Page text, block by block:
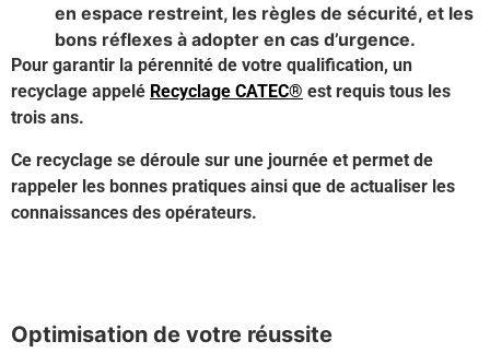
en espace restreint, les règles de sécurité, et les
bons réflexes à adopter en cas d’urgence.
Pour garantir la pérennité de votre qualification, un
recyclage appelé Recyclage CATEC® est requis tous les
trois ans.
Ce recyclage se déroule sur une journée et permet de
rappeler les bonnes pratiques ainsi que de actualiser les
connaissances des opérateurs.
Optimisation de votre réussite